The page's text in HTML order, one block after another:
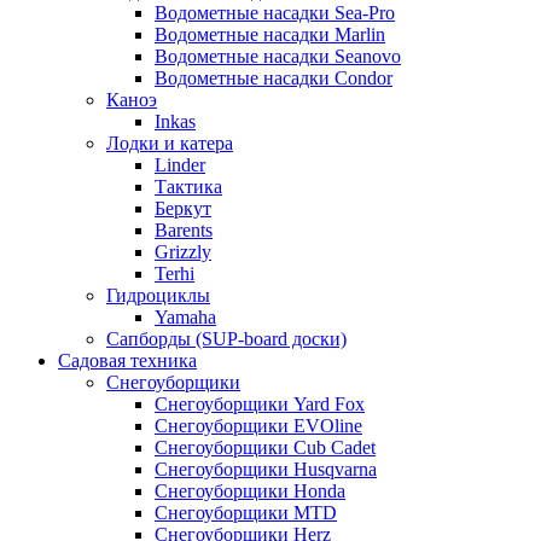
Водометные насадки Sea-Pro
Водометные насадки Marlin
Водометные насадки Seanovo
Водометные насадки Condor
Каноэ
Inkas
Лодки и катера
Linder
Тактика
Беркут
Barents
Grizzly
Terhi
Гидроциклы
Yamaha
Сапборды (SUP-board доски)
Садовая техника
Снегоуборщики
Снегоуборщики Yard Fox
Снегоуборщики EVOline
Снегоуборщики Cub Cadet
Снегоуборщики Husqvarna
Снегоуборщики Honda
Снегоуборщики MTD
Снегоуборщики Herz